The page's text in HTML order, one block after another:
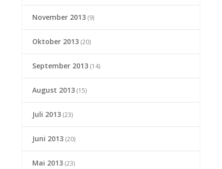
November 2013(9)
Oktober 2013(20)
September 2013(14)
August 2013(15)
Juli 2013(23)
Juni 2013(20)
Mai 2013(23)